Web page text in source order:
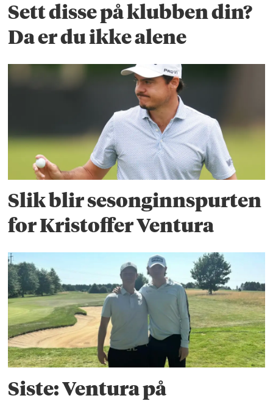
Sett disse på klubben din?
Da er du ikke alene
Slik blir sesonginnspurten
for Kristoffer Ventura
Siste: Ventura på